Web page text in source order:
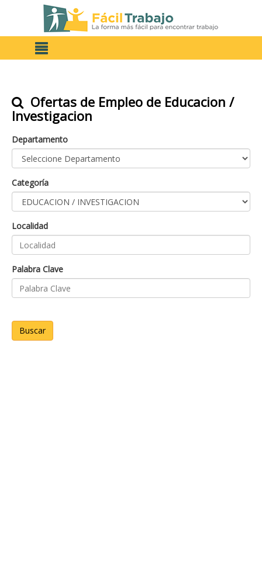
Ofertas de Empleo de Educacion /
Investigacion
Departamento
Categoría
Localidad
Palabra Clave
Buscar